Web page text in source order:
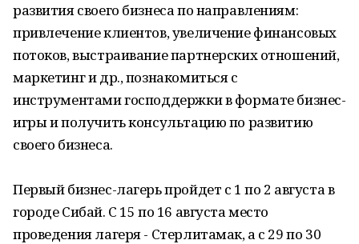
развития своего бизнеса по направлениям:
привлечение клиентов, увеличение финансовых
потоков, выстраивание партнерских отношений,
маркетинг и др., познакомиться с
инструментами господдержки в формате бизнес-
игры и получить консультацию по развитию
своего бизнеса.
Первый бизнес-лагерь пройдет с 1 по 2 августа в
городе Сибай. С 15 по 16 августа место
проведения лагеря - Стерлитамак, а с 29 по 30